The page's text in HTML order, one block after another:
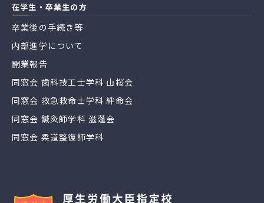
在学生・卒業生の方
卒業後の手続き等
内部進学について
開業報告
同窓会 歯科技工士学科 山桜会
同窓会 救急救命士学科 絆命会
同窓会 鍼灸師学科 滋蓬会
同窓会 柔道整復師学科